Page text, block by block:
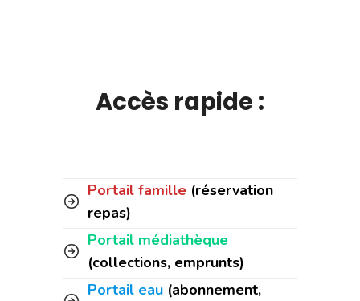
Accès rapide :
Portail famille (réservation
repas)
Portail médiathèque
(collections, emprunts)
Portail eau (abonnement,